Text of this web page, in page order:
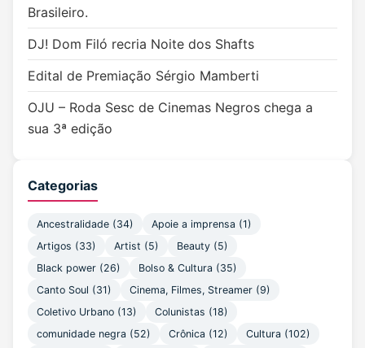
Brasileiro.
DJ! Dom Filó recria Noite dos Shafts
Edital de Premiação Sérgio Mamberti
OJU – Roda Sesc de Cinemas Negros chega a
sua 3ª edição
Categorias
Ancestralidade (34) Apoie a imprensa (1)
Artigos (33) Artist (5) Beauty (5)
Black power (26) Bolso & Cultura (35)
Canto Soul (31) Cinema, Filmes, Streamer (9)
Coletivo Urbano (13) Colunistas (18)
comunidade negra (52) Crônica (12) Cultura (102)